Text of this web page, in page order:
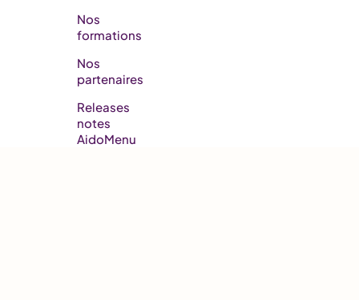
Nos
formations
Nos
partenaires
Releases
notes
AidoMenu